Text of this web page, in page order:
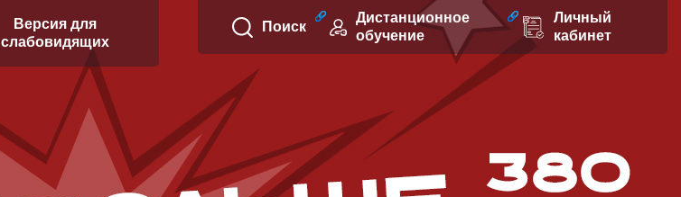
Версия для
слабовидящих
Поиск
Дистанционное
обучение
Личный
кабинет